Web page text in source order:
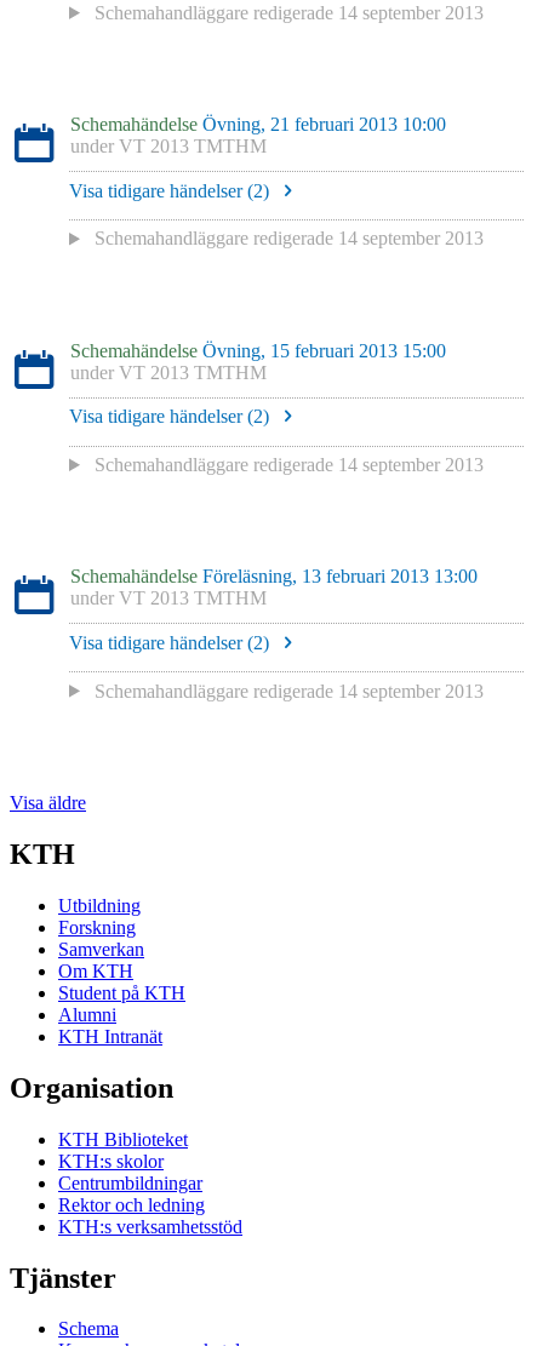
Schemahandläggare redigerade 14 september 2013
Schemahändelse Övning, 21 februari 2013 10:00
under VT 2013 TMTHM
Visa tidigare händelser (2)
Schemahandläggare redigerade 14 september 2013
Schemahändelse Övning, 15 februari 2013 15:00
under VT 2013 TMTHM
Visa tidigare händelser (2)
Schemahandläggare redigerade 14 september 2013
Schemahändelse Föreläsning, 13 februari 2013 13:00
under VT 2013 TMTHM
Visa tidigare händelser (2)
Schemahandläggare redigerade 14 september 2013
Visa äldre
KTH
Utbildning
Forskning
Samverkan
Om KTH
Student på KTH
Alumni
KTH Intranät
Organisation
KTH Biblioteket
KTH:s skolor
Centrumbildningar
Rektor och ledning
KTH:s verksamhetsstöd
Tjänster
Schema